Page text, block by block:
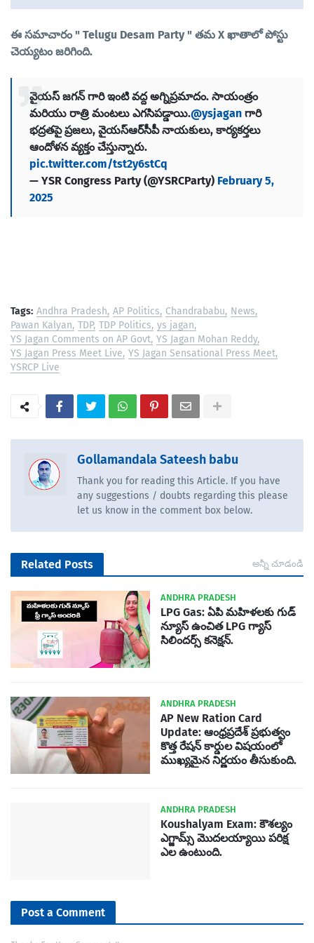
ఈ సమాచారం " Telugu Desam Party " తమ X ఖాతాలో పోస్టు
చెయ్యటం జరిగింది.
వైయస్ జగన్ గారి ఇంటి వద్ద అగ్నిప్రమాదం. సాయంత్రం
మరియు రాత్రి మంటలు ఎగసిపడ్డాయి.@ysjagan గారి
భద్రతపై ప్రజలు, వైయస్ఆర్‌సీపీ నాయకులు, కార్యకర్తలు
ఆందోళన వ్యక్తం చేస్తున్నారు.
pic.twitter.com/tst2y6stCq
— YSR Congress Party (@YSRCParty) February 5,
2025
Tags: Andhra Pradesh AP Politics Chandrababu News
Pawan Kalyan TDP TDP Politics ys jagan
YS Jagan Comments on AP Govt YS Jagan Mohan Reddy
YS Jagan Press Meet Live YS Jagan Sensational Press Meet
YSRCP Live
Gollamandala Sateesh babu
Thank you for reading this Article. If you have
any suggestions / doubts regarding this please
let us know in the comment box below.
Related Posts అన్నీ చూడండి
ANDHRA PRADESH
LPG Gas: ఏపి మహిళలకు గుడ్
న్యూస్ ఉంచిత LPG గ్యాస్
సిలిందర్స్ కనెక్షన్.
ANDHRA PRADESH
AP New Ration Card
Update: ఆంధ్రప్రదేశ్ ప్రభుత్వం
కొత్త రేషన్ కార్డుల విషయంలో
ముఖ్యమైన నిర్ణయం తీసుకుంది.
ANDHRA PRADESH
Koushalyam Exam: కౌశల్యం
ఎగ్జామ్స్ మొదలయ్యాయి పరిక్ష
ఎల ఉంటుంది.
Post a Comment